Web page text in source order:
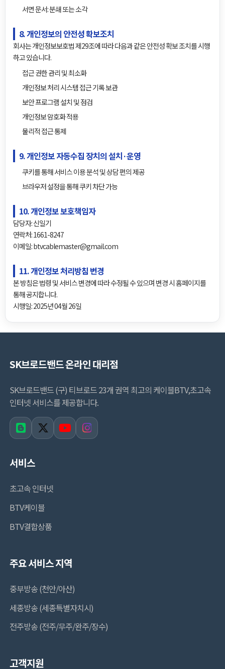
서면 문서: 분쇄 또는 소각
8. 개인정보의 안전성 확보조치
회사는 개인정보보호법 제29조에 따라 다음과 같은 안전성 확보 조치를 시행
하고 있습니다.
접근 권한 관리 및 최소화
개인정보 처리 시스템 접근 기록 보관
보안 프로그램 설치 및 점검
개인정보 암호화 적용
물리적 접근 통제
9. 개인정보 자동수집 장치의 설치·운영
쿠키를 통해 서비스 이용 분석 및 상담 편의 제공
브라우저 설정을 통해 쿠키 차단 가능
10. 개인정보 보호책임자
담당자: 신일기
연락처: 1661-8247
이메일: btvcablemaster@gmail.com
11. 개인정보 처리방침 변경
본 방침은 법령 및 서비스 변경에 따라 수정될 수 있으며 변경 시 홈페이지를
통해 공지합니다.
시행일: 2025년 04월 26일
SK브로드밴드 온라인 대리점
SK브로드밴드 (구) 티브로드 23개 권역 최고의 케이블BTV,초고속
인터넷 서비스를 제공합니다.
서비스
초고속 인터넷
BTV케이블
BTV결합상품
주요 서비스 지역
중부방송 (천안/아산)
세종방송 (세종특별자치시)
전주방송 (전주/무주/완주/장수)
고객지원